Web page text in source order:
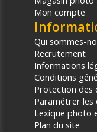
Mon compte
Qui sommes-
Recrutement
Informations
Conditions
Protection des
Paramétrer les
Lexique photo
Plan du site